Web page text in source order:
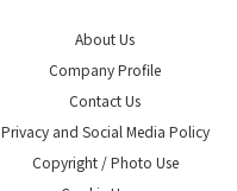
About Us
Company Profile
Contact Us
Privacy and Social Media Policy
Copyright / Photo Use